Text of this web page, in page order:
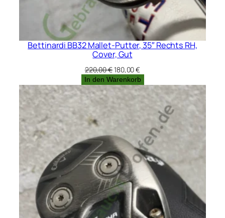
Bettinardi BB32 Mallet-Putter, 35″ Rechts RH,
Cover, Gut
220,00€Ursprünglicher
Preis
war:
220,00 €
180,00€Aktueller
Preis
180,00 €.
In den Warenkorb